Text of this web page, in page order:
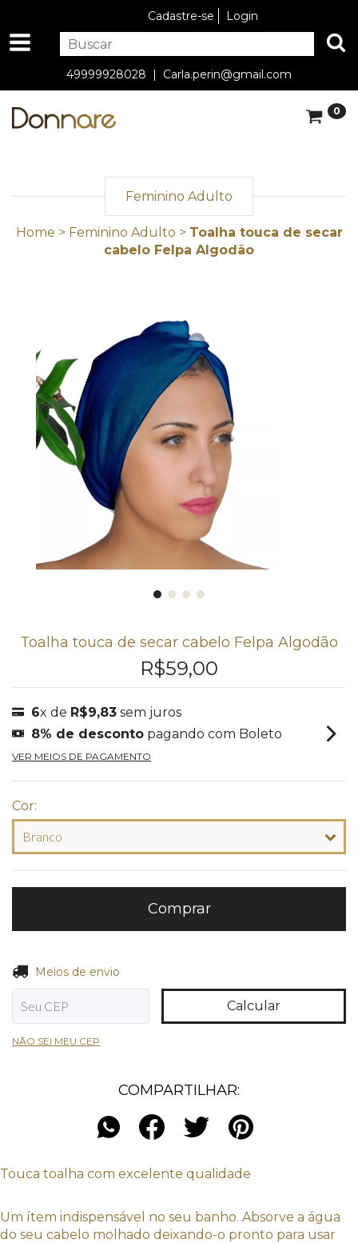
Cadastre-se Login
49999928028 | Carla.perin@gmail.com
0
Feminino Adulto
Home > Feminino Adulto > Toalha touca de secar
cabelo Felpa Algodão
Toalha touca de secar cabelo Felpa Algodão
R$59,00
6x de R$9,83 sem juros
8% de desconto pagando com Boleto
VER MEIOS DE PAGAMENTO
Cor:
Entregas para o CEP:
Meios de envio
Calcular
NÃO SEI MEU CEP
COMPARTILHAR:
Touca toalha com excelente qualidade
Um ítem indispensável no seu banho. Absorve a água
do seu cabelo molhado deixando-o pronto para usar